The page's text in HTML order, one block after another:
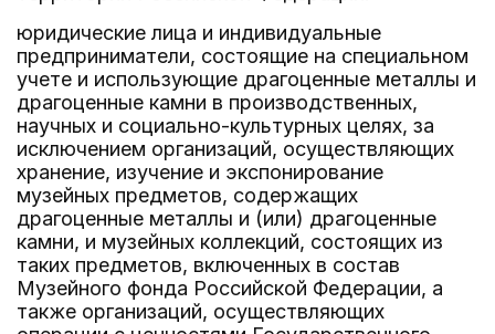
юридические лица и индивидуальные
предприниматели, состоящие на специальном
учете и использующие драгоценные металлы и
драгоценные камни в производственных,
научных и социально-культурных целях, за
исключением организаций, осуществляющих
хранение, изучение и экспонирование
музейных предметов, содержащих
драгоценные металлы и (или) драгоценные
камни, и музейных коллекций, состоящих из
таких предметов, включенных в состав
Музейного фонда Российской Федерации, а
также организаций, осуществляющих